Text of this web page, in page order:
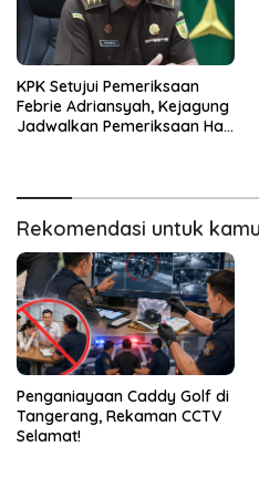
KPK Setujui Pemeriksaan
Febrie Adriansyah, Kejagung
Jadwalkan Pemeriksaan Hari
Rekomendasi untuk kamu
Penganiayaan Caddy Golf di
Tangerang, Rekaman CCTV
Selamat!